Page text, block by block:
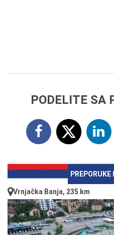
PODELITE SA
PREPORUKE
Vrnjačka Banja, 235 km